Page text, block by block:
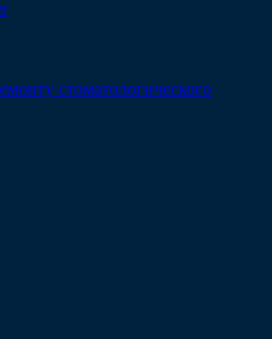
стоматологического